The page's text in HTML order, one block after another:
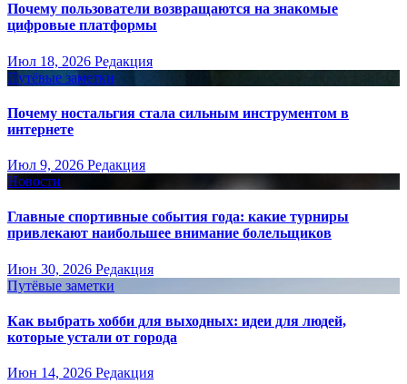
Почему пользователи возвращаются на знакомые
цифровые платформы
Июл 18, 2026 Редакция
Путёвые заметки
Почему ностальгия стала сильным инструментом в
интернете
Июл 9, 2026 Редакция
Новости
Главные спортивные события года: какие турниры
привлекают наибольшее внимание болельщиков
Июн 30, 2026 Редакция
Путёвые заметки
Как выбрать хобби для выходных: идеи для людей,
которые устали от города
Июн 14, 2026 Редакция